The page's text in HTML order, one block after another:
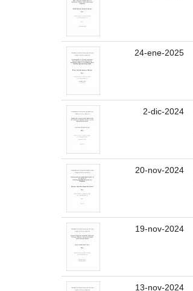
24-ene-2025
2-dic-2024
20-nov-2024
19-nov-2024
13-nov-2024